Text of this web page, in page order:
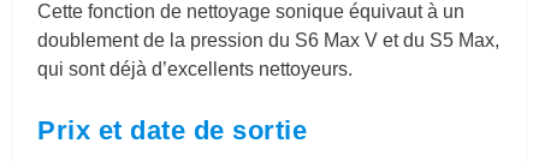
Cette fonction de nettoyage sonique équivaut à un
doublement de la pression du S6 Max V et du S5 Max,
qui sont déjà d’excellents nettoyeurs.
Prix et date de sortie